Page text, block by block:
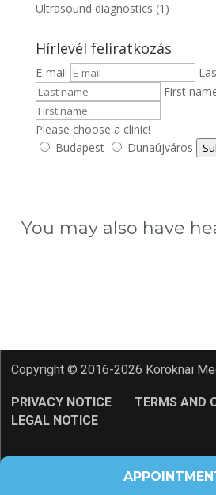
Ultrasound diagnostics (1)
Hírlevél feliratkozás
E-mail
First
Please choose a clinic!
Budapest
Dunaújváros
You may also have
Copyright © 2016-2026 Koroknai
PRIVACY NOTICE
TERMS AND
LEGAL NOTICE